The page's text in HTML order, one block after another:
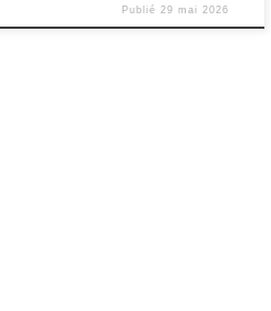
Publié 29 mai 2026